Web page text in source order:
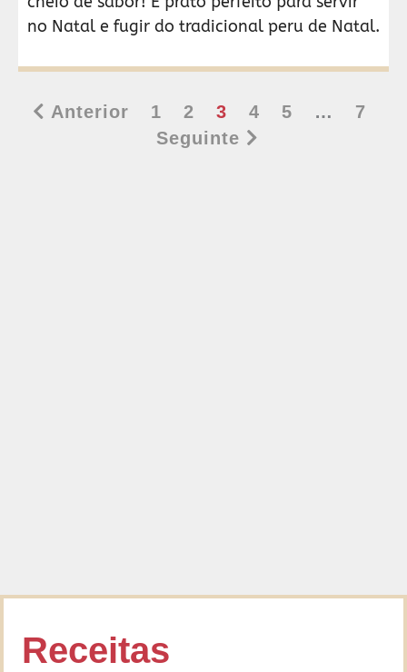
no Natal e fugir do tradicional peru de Natal.
Anterior 1 2 3 4 5 …
7
Seguinte
Receitas